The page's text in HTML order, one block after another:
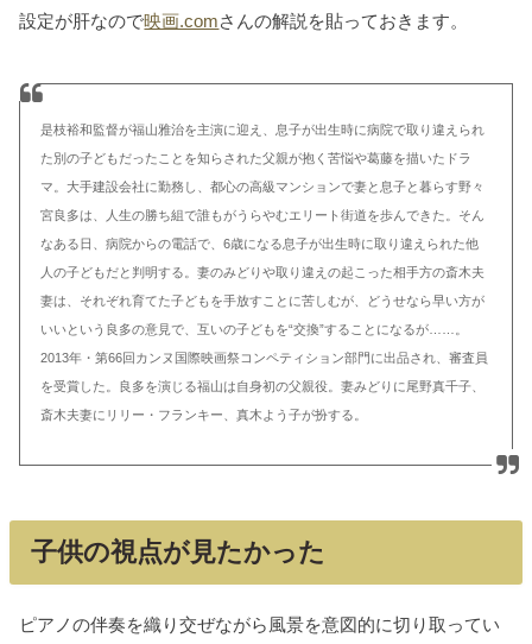
設定が肝なので映画.comさんの解説を貼っておきます。
是枝裕和監督が福山雅治を主演に迎え、息子が出生時に病院で取り違えられ
た別の子どもだったことを知らされた父親が抱く苦悩や葛藤を描いたドラ
マ。大手建設会社に勤務し、都心の高級マンションで妻と息子と暮らす野々
宮良多は、人生の勝ち組で誰もがうらやむエリート街道を歩んできた。そん
なある日、病院からの電話で、6歳になる息子が出生時に取り違えられた他
人の子どもだと判明する。妻のみどりや取り違えの起こった相手方の斎木夫
妻は、それぞれ育てた子どもを手放すことに苦しむが、どうせなら早い方が
いいという良多の意見で、互いの子どもを“交換”することになるが……。
2013年・第66回カンヌ国際映画祭コンペティション部門に出品され、審査員
を受賞した。良多を演じる福山は自身初の父親役。妻みどりに尾野真千子、
斎木夫妻にリリー・フランキー、真木よう子が扮する。
子供の視点が見たかった
ピアノの伴奏を織り交ぜながら風景を意図的に切り取ってい